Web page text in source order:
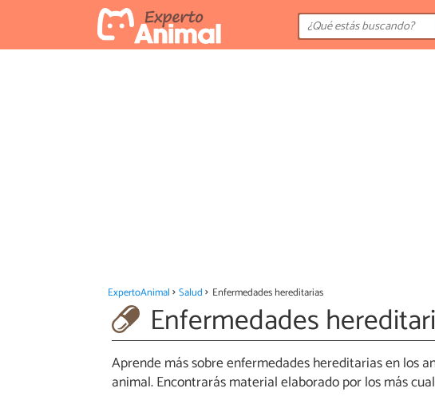
ExpertoAnimal Salud Enfermedades hereditarias
Enfermedades
Aprende más sobre enfermedades hereditarias en los
animal. Encontrarás material elaborado por los más